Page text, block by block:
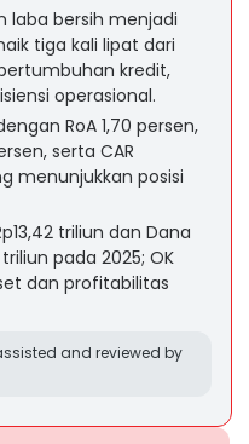
laba bersih menjadi
tiga kali lipat dari
kredit,
operasional.
RoA 1,70 persen,
serta CAR
menunjukkan posisi
triliun dan Dana
pada 2025; OK
dan profitabilitas
and reviewed by